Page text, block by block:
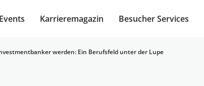
Events Karrieremagazin Besucher Services
werden: Ein Berufsfeld unter der Lupe